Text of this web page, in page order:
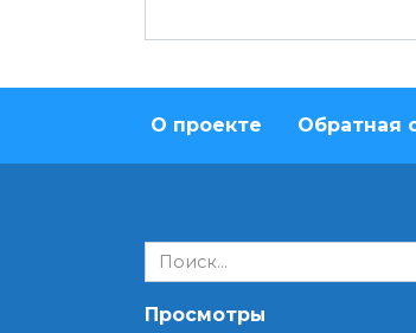
О проекте Обратная
Search
for:
Просмотры